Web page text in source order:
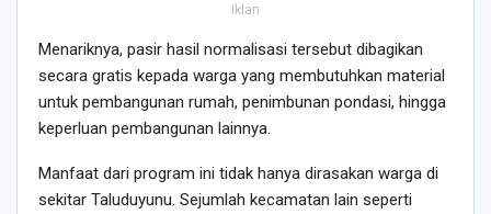
Iklan
Menariknya, pasir hasil normalisasi tersebut dibagikan
secara gratis kepada warga yang membutuhkan material
untuk pembangunan rumah, penimbunan pondasi, hingga
keperluan pembangunan lainnya.
Manfaat dari program ini tidak hanya dirasakan warga di
sekitar Taluduyunu. Sejumlah kecamatan lain seperti